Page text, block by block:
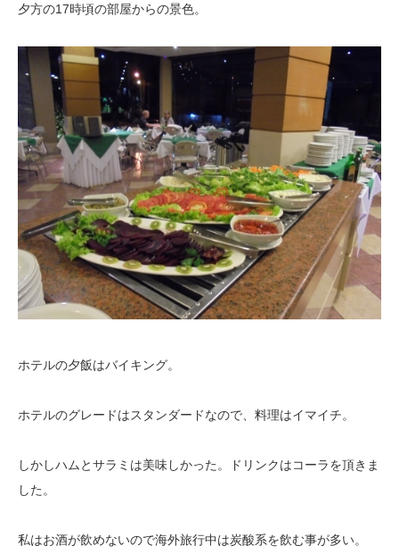
夕方の17時頃の部屋からの景色。
ホテルの夕飯はバイキング。
ホテルのグレードはスタンダードなので、料理はイマイチ。
しかしハムとサラミは美味しかった。ドリンクはコーラを頂きま
した。
私はお酒が飲めないので海外旅行中は炭酸系を飲む事が多い。